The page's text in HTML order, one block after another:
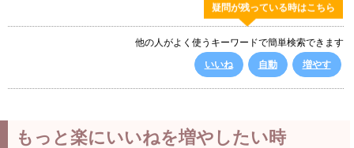
疑問が残っている時はこちら
他の人がよく使うキーワードで簡単検索できます
いいね
自動 増やす
もっと楽にいいねを増やしたい時